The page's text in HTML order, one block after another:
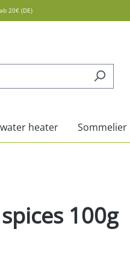
20€ (DE)
heater Sommelier
100g